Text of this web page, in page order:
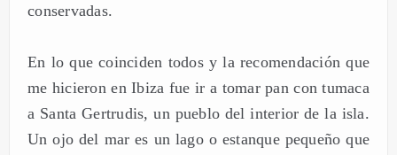
conservadas.
En lo que coinciden todos y la recomendación que
me hicieron en Ibiza fue ir a tomar pan con tumaca
a Santa Gertrudis, un pueblo del interior de la isla.
Un ojo del mar es un lago o estanque pequeño que